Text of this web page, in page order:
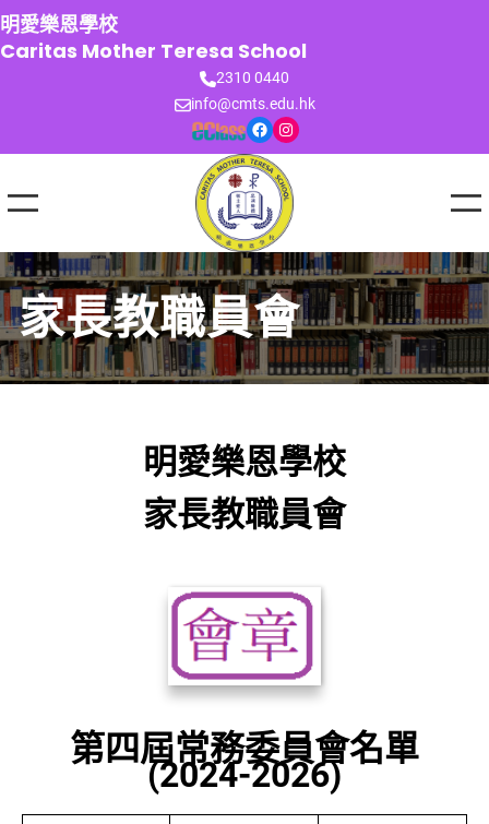
跳
至
主
明愛樂恩學校
Caritas Mother Teresa School
2310 0440
info@cmts.edu.hk
Facebook Instagram
家長教職員會
明愛樂恩學校
家長教職員會
第四屆常務委員會名單
(2024-2026)